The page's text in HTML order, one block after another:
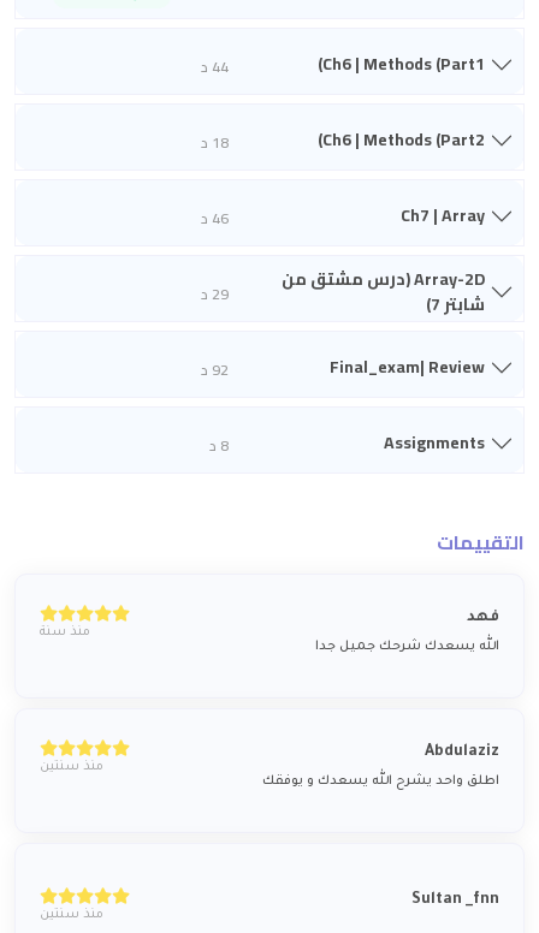
Ch6 | Methods (Part1) 44 د
Ch6 | Methods (Part2) 18 د
Ch7 | Array 46 د
Array-2D (درس مشتق من
شابتر 7)
29 د
Final_exam| Review 92 د
Assignments 8 د
التقييمات
فهد
الله يسعدك شرحك جميل جدا
منذ سنة
Abdulaziz
اطلق واحد يشرح الله يسعدك و يوفقك
منذ سنتين
Sultan _fnn
منذ سنتين